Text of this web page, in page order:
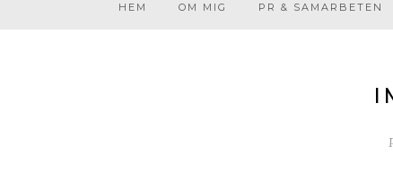
HEM OM MIG PR & SAMARBETEN